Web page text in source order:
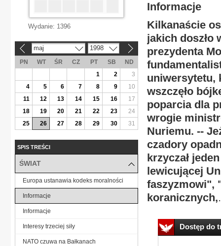
Informacje
Kilkanaście
jakich doszło
prezydenta
uniwersytetu,
wszczęło
poparcia dla
wrogie
Nuriemu. --
czadory
krzyczał
lewicującej
faszyzmowi",
koranicznych,
Dostęp do
Wydanie: 1396
maj 1998
PN WT ŚR CZ PT SB
ND
1
2
3
4
5 6 7 8 9
10
11
12 13 14 15 16
17
18
19 20 21 22 23
24
25
26 27 28 29 30 31
SPIS TREŚCI
ŚWIAT
Europa ustanawia kodeks moralności
Informacje
Informacje
Interesy trzeciej siły
NATO czuwa na Bałkanach